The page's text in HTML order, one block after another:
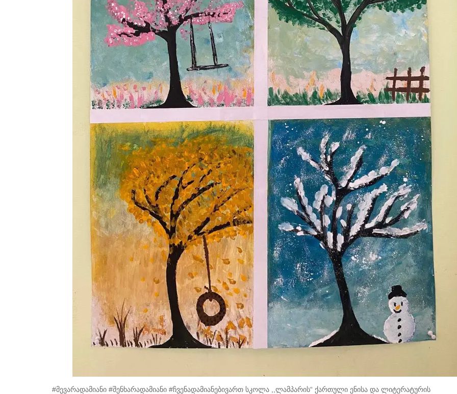
#მევარადამიანი #შენხარადამიანი #ჩვენადამიანებივართ სკოლა ,,ლამპარის“ ქართული ენისა და ლიტერატურის